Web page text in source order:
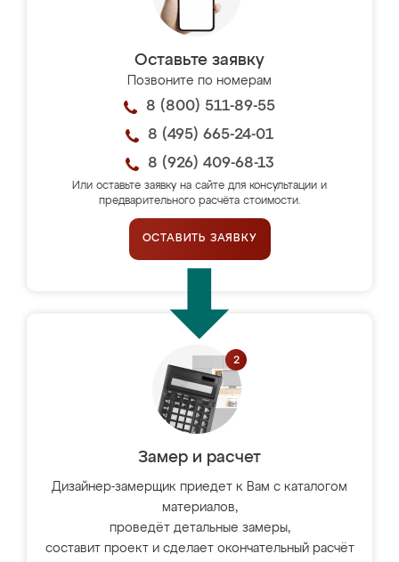
Оставьте заявку
Позвоните по номерам
8 (800) 511-89-55
8 (495) 665-24-01
8 (926) 409-68-13
Или оставьте заявку на сайте для консультации и
предварительного расчёта стоимости.
ОСТАВИТЬ ЗАЯВКУ
Замер и расчет
Дизайнер-замерщик приедет к Вам с каталогом
материалов,
проведёт детальные замеры,
составит проект и сделает окончательный расчёт